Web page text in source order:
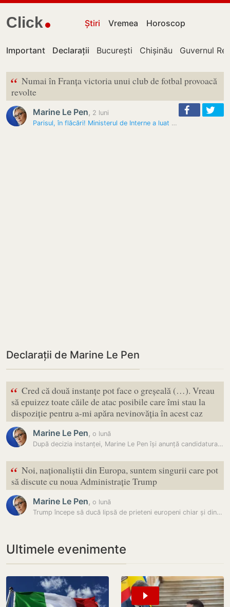
Click Știri Vremea Horoscop
Important Declarații București Chișinău Guvernul
“ Numai în Franța victoria unui club de fotbal provoacă
revolte
Marine Le Pen, 2 luni
Parisul, în flăcări! Ministerul de Interne a luat măsuri dure, după…
Declarații de Marine Le Pen
“ Cred că două instanțe pot face o greșeală (…). Vreau
să epuizez toate căile de atac posibile care îmi stau la
dispoziție pentru a-mi apăra nevinovăția în acest caz
Marine Le Pen, o lună
După decizia instanței, Marine Le Pen își anunță candidatura la…
“ Noi, naționaliștii din Europa, suntem singurii care pot
să discute cu noua Administrație Trump
Marine Le Pen, o lună
Trump începe să ducă lipsă de prieteni europeni chiar și din partea…
Ultimele evenimente